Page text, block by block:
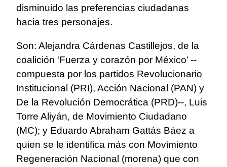
disminuido las preferencias ciudadanas
hacia tres personajes.
Son: Alejandra Cárdenas Castillejos, de la
coalición ‘Fuerza y corazón por México’ --
compuesta por los partidos Revolucionario
Institucional (PRI), Acción Nacional (PAN) y
De la Revolución Democrática (PRD)--, Luis
Torre Aliyán, de Movimiento Ciudadano
(MC); y Eduardo Abraham Gattás Báez a
quien se le identifica más con Movimiento
Regeneración Nacional (morena) que con